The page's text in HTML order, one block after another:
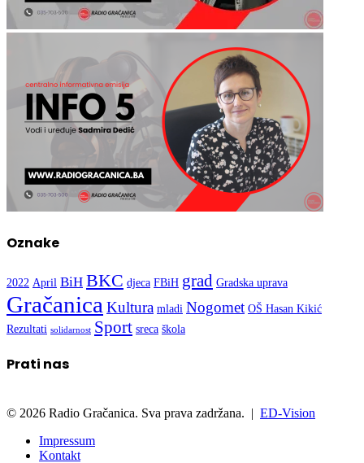
Oznake
2022 April BiH BKC djeca FBiH grad Gradska uprava
Gračanica Kultura mladi Nogomet OŠ Hasan Kikić
Rezultati solidarnost Sport sreca škola
Prati nas
© 2026 Radio Gračanica. Sva prava zadržana. | ED-Vision
Impressum
Kontakt